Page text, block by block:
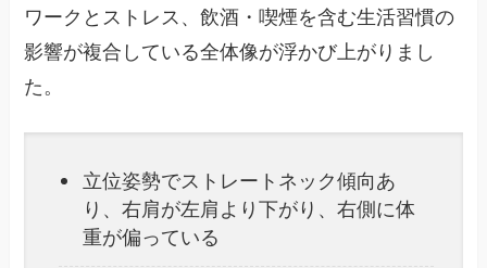
ワークとストレス、飲酒・喫煙を含む生活習慣の
影響が複合している全体像が浮かび上がりまし
た。
立位姿勢でストレートネック傾向あ
り、右肩が左肩より下がり、右側に体
重が偏っている